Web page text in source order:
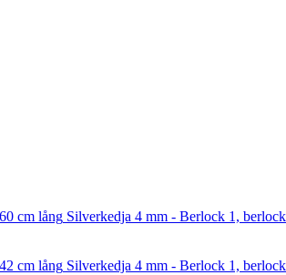
Silverkedja 4 mm - Berlock 1,
Silverkedja 4 mm - Berlock 1,